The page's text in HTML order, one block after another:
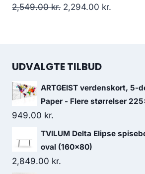
2,549.00kr. 2,294.00 kr.
UDVALGTE TILBUD
ARTGEIST verdenskort, 5-
Paper - Flere størrelser
949.00 kr.
TVILUM Delta Elipse
oval (160x80)
2,849.00 kr.